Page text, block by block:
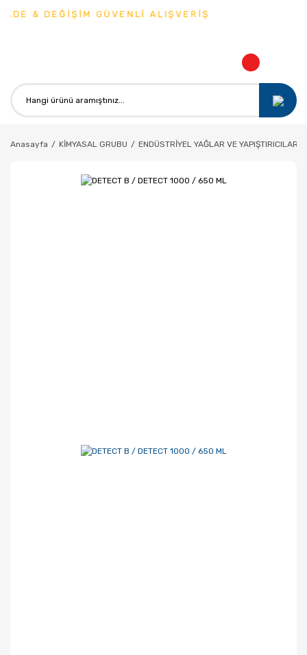
& DEĞİŞİM GÜVENLİ ALIŞVERİŞ
Anasayfa KİMYASAL GRUBU ENDÜSTRİYEL YAĞLAR VE YAPIŞTIRICILAR